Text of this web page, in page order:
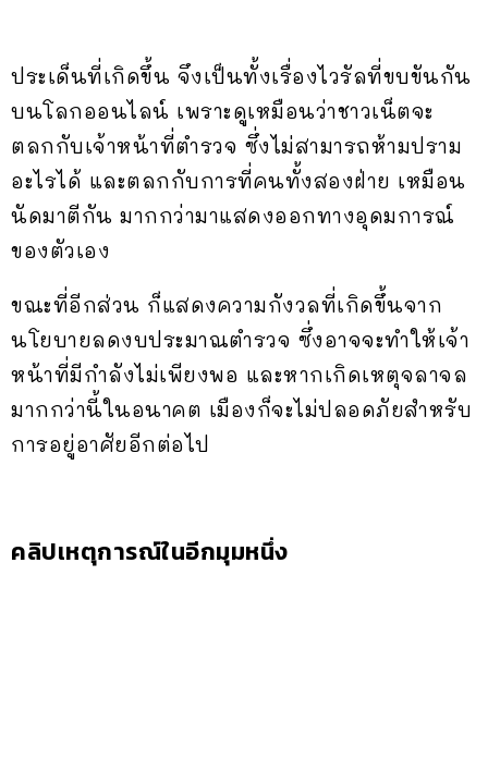
ประเด็นที่เกิดขึ้น จึงเป็นทั้งเรื่องไวรัลที่ขบขันกัน
บนโลกออนไลน์ เพราะดูเหมือนว่าชาวเน็ตจะ
ตลกกับเจ้าหน้าที่ตำรวจ ซึ่งไม่สามารถห้ามปราม
อะไรได้ และตลกกับการที่คนทั้งสองฝ่าย เหมือน
นัดมาตีกัน มากกว่ามาแสดงออกทางอุดมการณ์
ของตัวเอง
ขณะที่อีกส่วน ก็แสดงความกังวลที่เกิดขึ้นจาก
นโยบายลดงบประมาณตำรวจ ซึ่งอาจจะทำให้เจ้า
หน้าที่มีกำลังไม่เพียงพอ และหากเกิดเหตุจลาจล
มากกว่านี้ในอนาคต เมืองก็จะไม่ปลอดภัยสำหรับ
การอยู่อาศัยอีกต่อไป
คลิปเหตุการณ์ในอีกมุมหนึ่ง